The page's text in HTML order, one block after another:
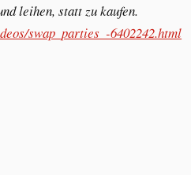
leihen, statt zu kaufen.
swap_parties_-6402242.html